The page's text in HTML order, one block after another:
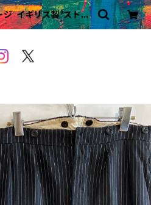
イギリス製 ストラ
テージ ドレスパンツ |